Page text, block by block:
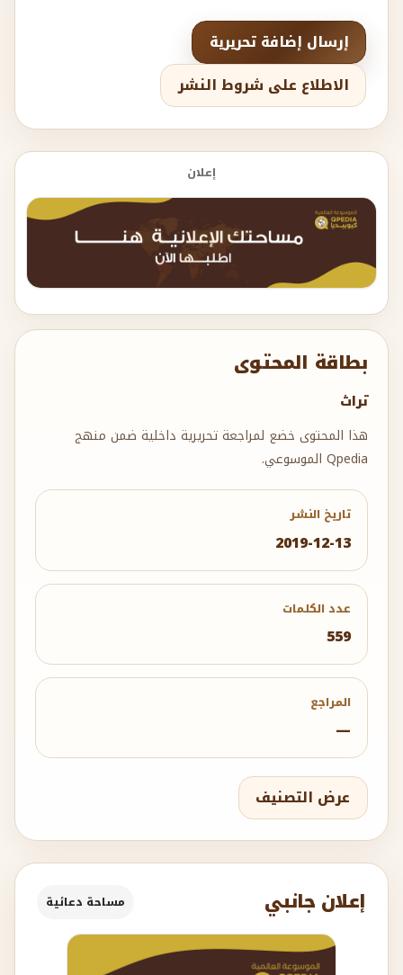
بطاقة المحتوى
تراث
هذا المحتوى خضع لمراجعة تحريرية داخلية ضمن منهج
Qpedia الموسوعي.
تاريخ النشر
2019-12-13
عدد الكلمات
559
المراجع
—
عرض التصنيف
إعلان جانبي مساحة دعائية
إرسال إضافة تحريرية
الاطلاع على شروط النشر
إعلان